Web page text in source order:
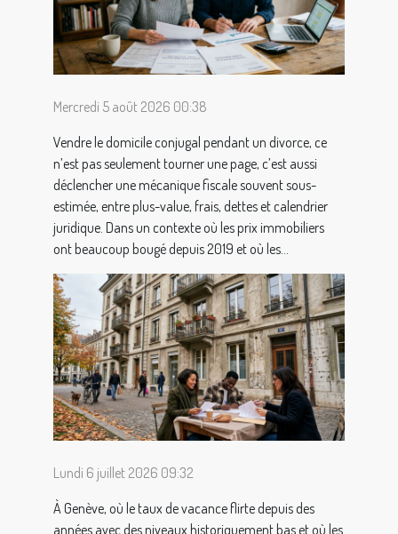
Mercredi 5 août 2026 00:38
Vendre le domicile conjugal pendant un divorce, ce
n’est pas seulement tourner une page, c’est aussi
déclencher une mécanique fiscale souvent sous-
estimée, entre plus-value, frais, dettes et calendrier
juridique. Dans un contexte où les prix immobiliers
ont beaucoup bougé depuis 2019 et où les...
Lundi 6 juillet 2026 09:32
À Genève, où le taux de vacance flirte depuis des
années avec des niveaux historiquement bas et où les